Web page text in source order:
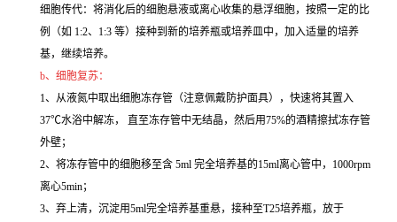
细胞传代：将消化后的细胞悬液或离心收集的悬浮细胞，按照一定的比
例（如 1:2、1:3 等）接种到新的培养瓶或培养皿中，加入适量的培养
基，继续培养。
b、细胞复苏：
1、从液氮中取出细胞冻存管（注意佩戴防护面具），快速将其置入
37℃水浴中解冻， 直至冻存管中无结晶，然后用75%的酒精擦拭冻存管
外壁；
2、将冻存管中的细胞移至含 5ml 完全培养基的15ml离心管中，1000rpm
离心5min；
3、弃上清，沉淀用5ml完全培养基重悬，接种至T25培养瓶，放于